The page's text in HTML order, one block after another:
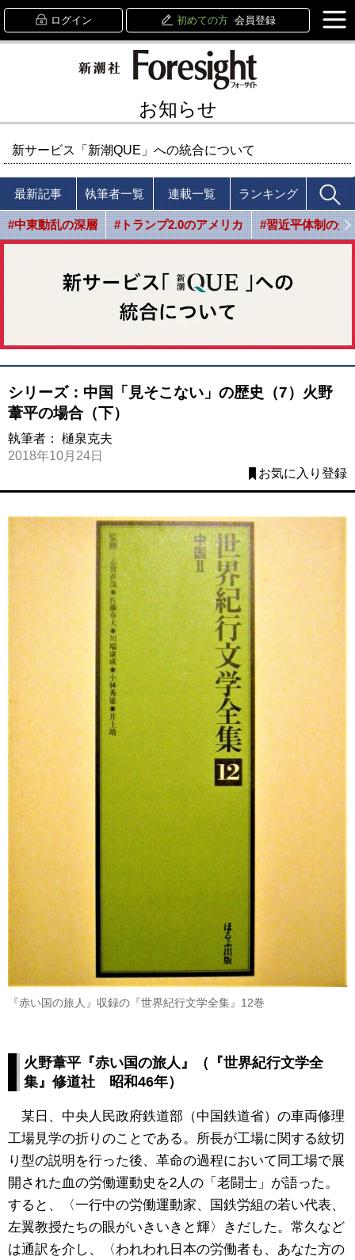
ログイン 初めての方 会員登録
お知らせ
新サービス「新潮QUE」への統合について
最新記事 執筆者一覧 連載一覧 ランキング
#中東動乱の深層 #トランプ2.0のアメリカ #習近平体制の光
シリーズ：中国「見そこない」の歴史（7）火野
葦平の場合（下）
執筆者： 樋泉克夫
2018年10月24日
お気に入り登録
『赤い国の旅人』収録の『世界紀行文学全集』12巻
火野葦平『赤い国の旅人』（『世界紀行文学全
集』修道社 昭和46年）
某日、中央人民政府鉄道部（中国鉄道省）の車両修理
工場見学の折りのことである。所長が工場に関する紋切
り型の説明を行った後、革命の過程において同工場で展
開された血の労働運動史を2人の「老闘士」が語った。
すると、〈一行中の労働運動家、国鉄労組の若い代表、
左翼教授たちの眼がいきいきと輝〉きだした。常久など
は通訳を介し、〈われわれ日本の労働者も、あなた方の